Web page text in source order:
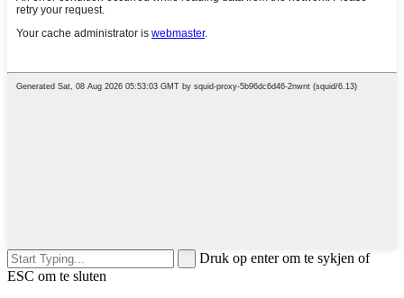
Druk op enter om te sykjen of
ESC om te sluten